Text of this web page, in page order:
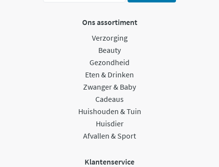
Ons assortiment
Verzorging
Beauty
Gezondheid
Eten & Drinken
Zwanger & Baby
Cadeaus
Huishouden & Tuin
Huisdier
Afvallen & Sport
Klantenservice